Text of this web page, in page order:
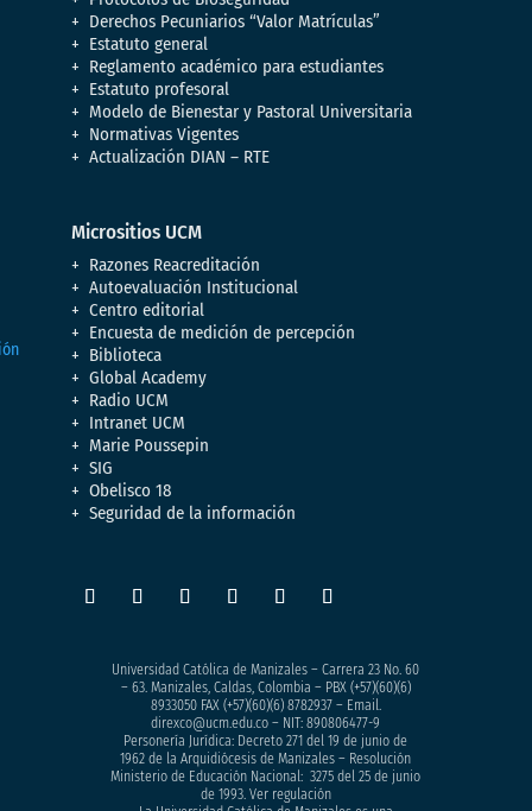
Derechos Pecuniarios “Valor Matrículas”
Estatuto general
Reglamento académico para estudiantes
Estatuto profesoral
Modelo de Bienestar y Pastoral Universitaria
Normativas Vigentes
Actualización DIAN – RTE
Micrositios UCM
Razones Reacreditación
Autoevaluación Institucional
Centro editorial
Encuesta de medición de percepción
Biblioteca
Global Academy
Radio UCM
Intranet UCM
Marie Poussepin
SIG
Obelisco 18
Seguridad de la información
Universidad Católica de Manizales – Carrera 23 No. 60
– 63. Manizales, Caldas, Colombia – PBX (+57)(60)(6)
8933050FAX (+57)(60)(6) 8782937 – Email.
direxco@ucm.edu.co – NIT: 890806477-9
Personería Jurídica: Decreto 271 del 19 de junio de
1962 de la Arquidiócesis de Manizales – Resolución
Ministerio de Educación Nacional: 3275 del 25 de junio
de 1993. Ver regulación